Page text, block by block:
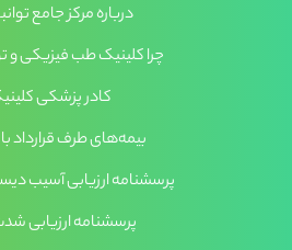
درباره مرکز جامع
چرا کلینیک طب فیزیکی و
کادر پزشکی
بیمه‌های طرف قرارداد
پرسشنامه ارزیابی آسیب
پرسشنامه ارزیابی شدت